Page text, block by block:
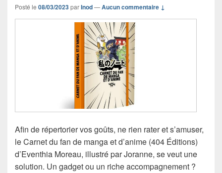
Posté le 08/03/2023parInod—Aucun commentaire ↓
Afin de répertorier vos goûts, ne rien rater et s’amuser,
le Carnet du fan de manga et d’anime (404 Éditions)
d’Eventhia Moreau, illustré par Joranne, se veut une
solution. Un gadget ou un riche accompagnement ?